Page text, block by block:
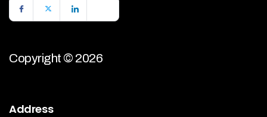
Copyright © 2026
Address